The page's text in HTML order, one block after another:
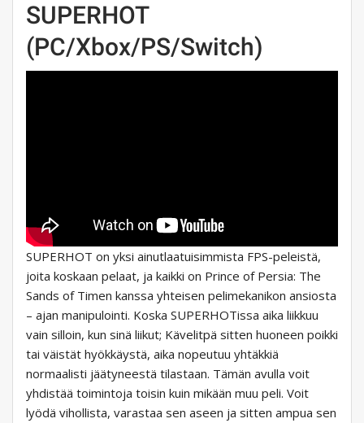
SUPERHOT
(PC/Xbox/PS/Switch)
SUPERHOT on yksi ainutlaatuisimmista FPS-peleistä,
joita koskaan pelaat, ja kaikki on Prince of Persia: The
Sands of Timen kanssa yhteisen pelimekanikon ansiosta
– ajan manipulointi. Koska SUPERHOTissa aika liikkuu
vain silloin, kun sinä liikut; Kävelitpä sitten huoneen poikki
tai väistät hyökkäystä, aika nopeutuu yhtäkkiä
normaalisti jäätyneestä tilastaan. Tämän avulla voit
yhdistää toimintoja toisin kuin mikään muu peli. Voit
lyödä vihollista, varastaa sen aseen ja sitten ampua sen